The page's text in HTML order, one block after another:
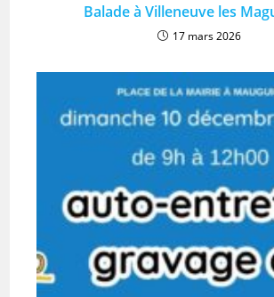
Balade à Villeneuve les
17 mars 2026